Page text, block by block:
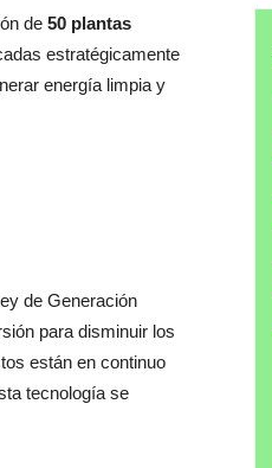
de 50 plantas
estratégicamente
energía limpia y
de Generación
para disminuir los
están en continuo
tecnología se